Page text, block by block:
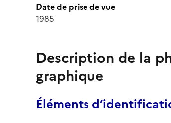
Date de prise de vue
1985
Description de la
graphique
Éléments